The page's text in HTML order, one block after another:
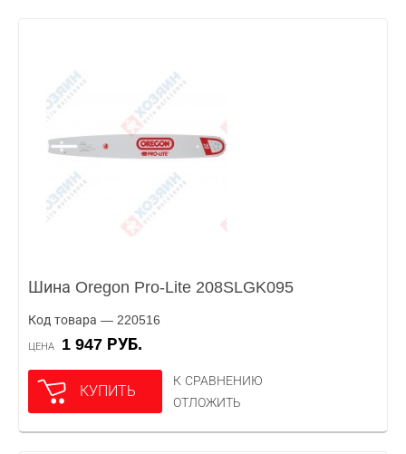
Шина Oregon Pro-Lite 208SLGK095
Код товара — 220516
ЦЕНА 1 947 РУБ.
КУПИТЬ
К СРАВНЕНИЮ
ОТЛОЖИТЬ